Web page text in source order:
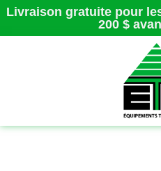
Livraison gratuite pour
200 $